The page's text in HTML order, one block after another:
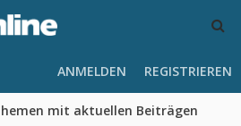
mit aktuellen Beiträgen
ANMELDEN REGISTRIEREN